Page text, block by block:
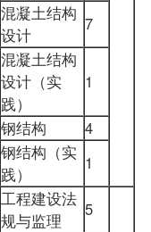
混凝土结构
设计
7
混凝土结构
设计（实
践）
1
钢结构
4
钢结构（实
践）
1
工程建设法
规与监理
5